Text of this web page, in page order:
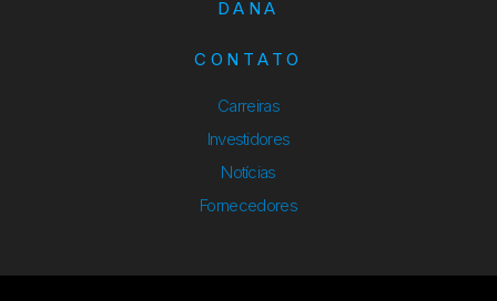
DANA
CONTATO
Carreiras
Investidores
Notícias
Fornecedores